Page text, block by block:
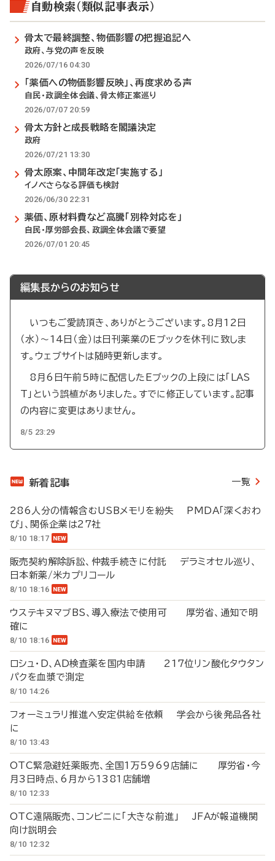
自動検索（類似記事表示）
骨太で最終調整、物価影響の把握追記へ
政府、与党の声を反映
2026/07/16 04:30
「薬価への物価影響反映」、再度求める声
自民・政調全体会議、骨太修正案巡り
2026/07/07 20:59
骨太方針と成長戦略を閣議決定
政府
2026/07/21 13:30
骨太原案、中間年改定「実施する」
イノベさらなる評価も検討
2026/06/30 22:31
薬価、原材料費など高騰「別枠対応を」
自民・厚労部会長、政調全体会議で要望
2026/07/01 20:45
編集長からのお知らせ
いつもご愛読頂き、ありがとうございます。8月12日
（水）～14日（金）は日刊薬業のEブックを休刊に致しま
す。ウェブサイトは随時更新します。
8月6日午前5時に配信したEブックの上段には「LAS
T」という誤植がありました。すでに修正しています。記事
の内容に変更はありません。
8/5 23:29
新着記事 一覧
286人分の情報含むUSBメモリを紛失 PMDA「深くおわ
び」、関係企業は27社
8/10 18:17
販売契約解除訴訟、仲裁手続きに付託 デラミオセル巡り、
日本新薬/米カプリコール
8/10 18:16
ウステキヌマブBS、導入療法で使用可 厚労省、通知で明
確に
8/10 18:16
ロシュ・D、AD検査薬を国内申請 217位リン酸化タウタン
パクを血漿で測定
8/10 14:26
フォーミュラリ推進へ安定供給を依頼 学会から後発品各社
に
8/10 13:43
OTC緊急避妊薬販売、全国1万5969店舗に 厚労省・今
月3日時点、6月から1381店舗増
8/10 12:33
OTC遠隔販売、コンビニに「大きな前進」 JFAが報道機関
向け説明会
8/10 12:32